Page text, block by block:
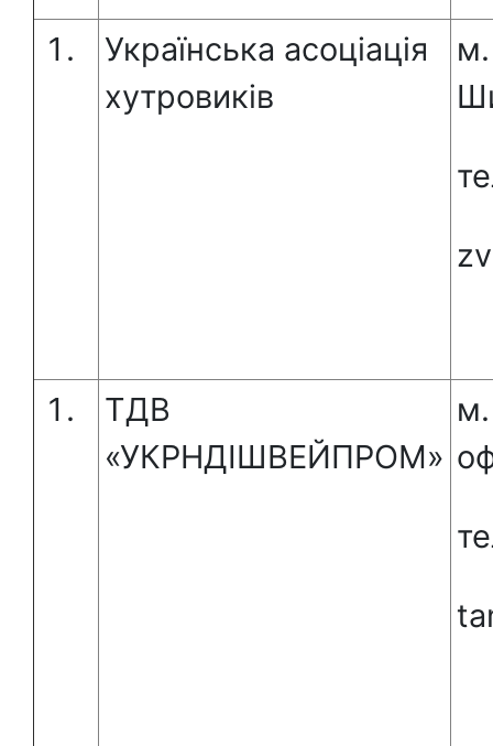
Українська асоціація
хутровиків
ТДВ
«УКРНДІШВЕЙПРОМ»